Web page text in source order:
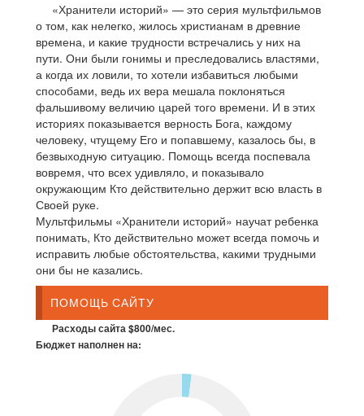
«Хранители историй» — это серия мультфильмов
о том, как нелегко, жилось христианам в древние
времена, и какие трудности встречались у них на
пути. Они были гонимы и преследовались властями,
а когда их ловили, то хотели избавиться любыми
способами, ведь их вера мешала поклоняться
фальшивому величию царей того времени. И в этих
историях показывается верность Бога, каждому
человеку, чтущему Его и попавшему, казалось бы, в
безвыходную ситуацию. Помощь всегда поспевала
вовремя, что всех удивляло, и показывало
окружающим Кто действительно держит всю власть в
Своей руке.
Мультфильмы «Хранители историй» научат ребенка
понимать, Кто действительно может всегда помочь и
исправить любые обстоятельства, какими трудными
они бы не казались.
ПОМОЩЬ САЙТУ
Расходы сайта $800/мес.
Бюджет наполнен на: